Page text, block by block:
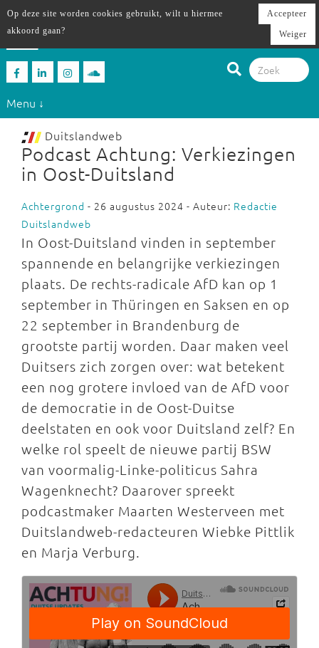
Menu ↓
Duitslandweb
Podcast Achtung: Verkiezingen
in Oost-Duitsland
Achtergrond - 26 augustus 2024 - Auteur: Redactie
Duitslandweb
In Oost-Duitsland vinden in september
spannende en belangrijke verkiezingen
plaats. De rechts-radicale AfD kan op 1
september in Thüringen en Saksen en op
22 september in Brandenburg de
grootste partij worden. Daar maken veel
Duitsers zich zorgen over: wat betekent
een nog grotere invloed van de AfD voor
de democratie in de Oost-Duitse
deelstaten en ook voor Duitsland zelf? En
welke rol speelt de nieuwe partij BSW
van voormalig-Linke-politicus Sahra
Wagenknecht? Daarover spreekt
podcastmaker Maarten Westerveen met
Duitslandweb-redacteuren Wiebke Pittlik
en Marja Verburg.
Op deze site worden cookies gebruikt, wilt u hiermee
akkoord gaan?
Accepteer
Weiger